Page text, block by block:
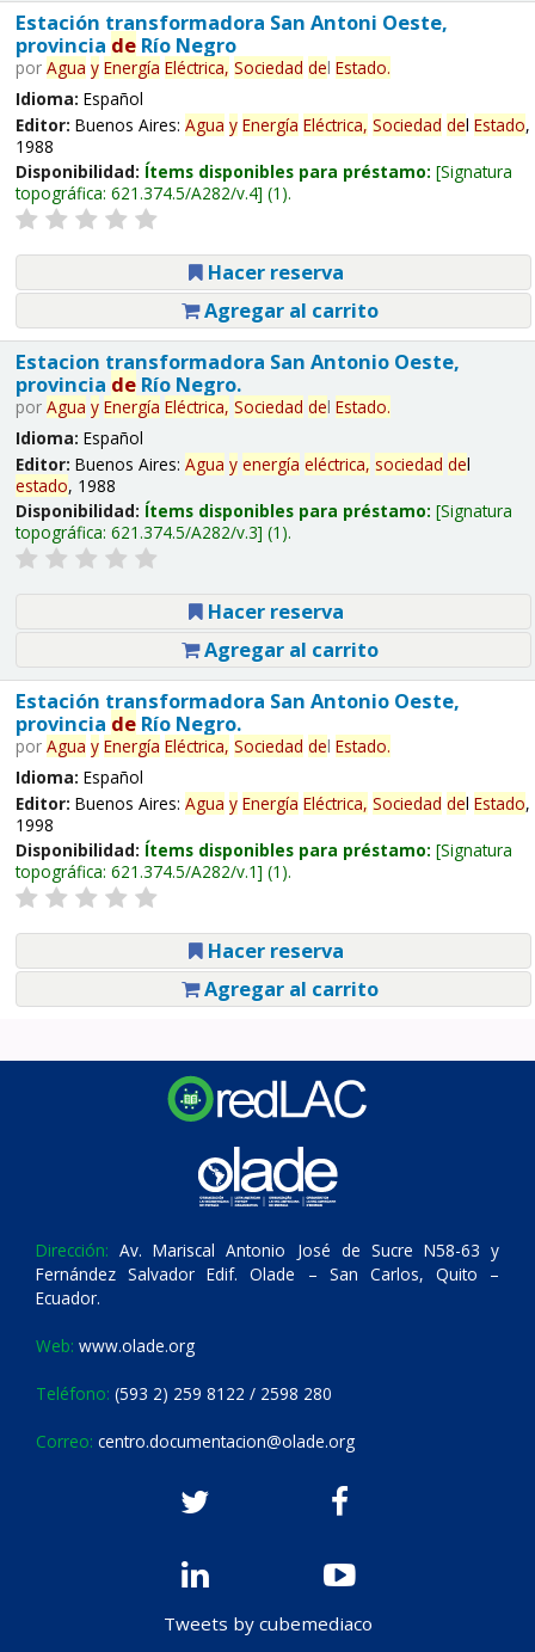
Estación transformadora San Antoni Oeste,
provincia deRío Negro
por Agua y Energía Eléctrica, Sociedad del Estado.
Idioma: Español
Editor: Buenos Aires: Agua y Energía Eléctrica, Sociedad del Estado,
1988
Disponibilidad: Ítems disponibles para préstamo: Signatura
topográfica: 621.374.5/A282/v.4 (1).
Hacer reserva
Agregar al carrito
Estacion transformadora San Antonio Oeste,
provincia deRío Negro.
por Agua y Energía Eléctrica, Sociedad del Estado.
Idioma: Español
Editor: Buenos Aires: Agua y energía eléctrica, sociedad del
estado, 1988
Disponibilidad: Ítems disponibles para préstamo: Signatura
topográfica: 621.374.5/A282/v.3 (1).
Hacer reserva
Agregar al carrito
Estación transformadora San Antonio Oeste,
provincia deRío Negro.
por Agua y Energía Eléctrica, Sociedad del Estado.
Idioma: Español
Editor: Buenos Aires: Agua y Energía Eléctrica, Sociedad del Estado,
1998
Disponibilidad: Ítems disponibles para préstamo: Signatura
topográfica: 621.374.5/A282/v.1 (1).
Hacer reserva
Agregar al carrito
Dirección: Av. Mariscal Antonio José de Sucre N58-63 y
Fernández Salvador Edif. Olade – San Carlos, Quito –
Ecuador.
Web: www.olade.org
Teléfono: (593 2) 259 8122 / 2598 280
Correo: centro.documentacion@olade.org
Tweets by cubemediaco